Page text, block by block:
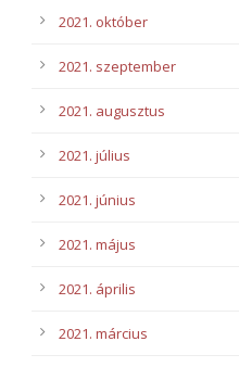
2021. október
2021. szeptember
2021. augusztus
2021. július
2021. június
2021. május
2021. április
2021. március